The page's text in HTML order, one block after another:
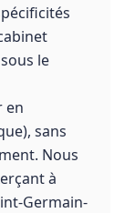
le
en
sans
Nous
à
Germain-